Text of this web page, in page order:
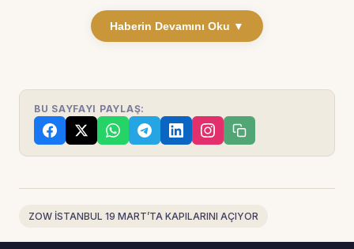
Haberin Devamını Oku ▼
BU SAYFAYI PAYLAŞ:
ZOW İSTANBUL 19 MART’TA KAPILARINI AÇIYOR